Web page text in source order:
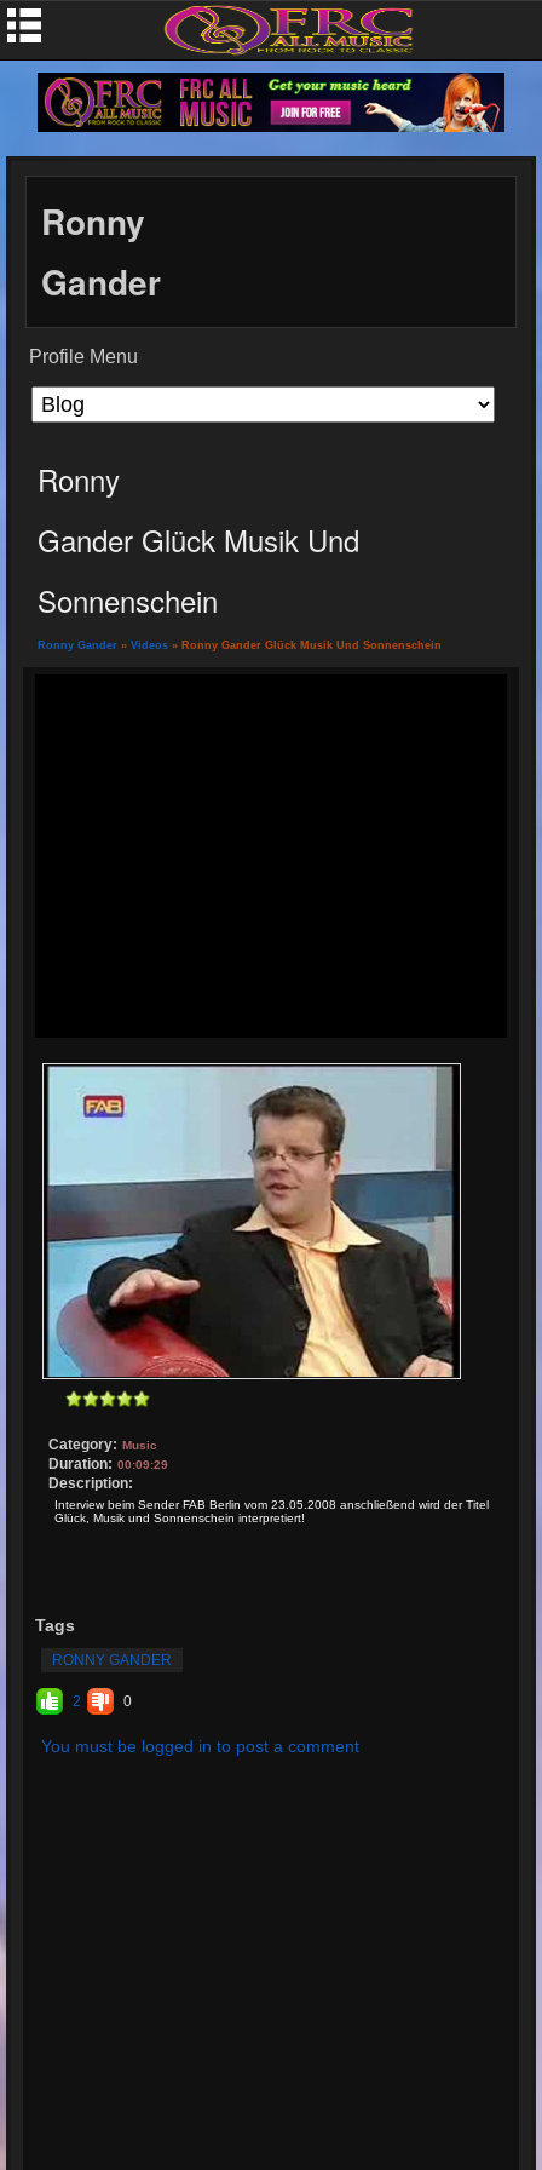
Ronny
Gander
Profile Menu
Ronny
Gander Glück Musik Und
Sonnenschein
Ronny Gander » Videos » Ronny Gander Glück Musik Und Sonnenschein
Category: Music
Duration: 00:09:29
Description:
Interview beim Sender FAB Berlin vom 23.05.2008 anschließend wird der Titel
Glück, Musik und Sonnenschein interpretiert!
Tags
RONNY GANDER
2 0
You must be logged in to post a comment